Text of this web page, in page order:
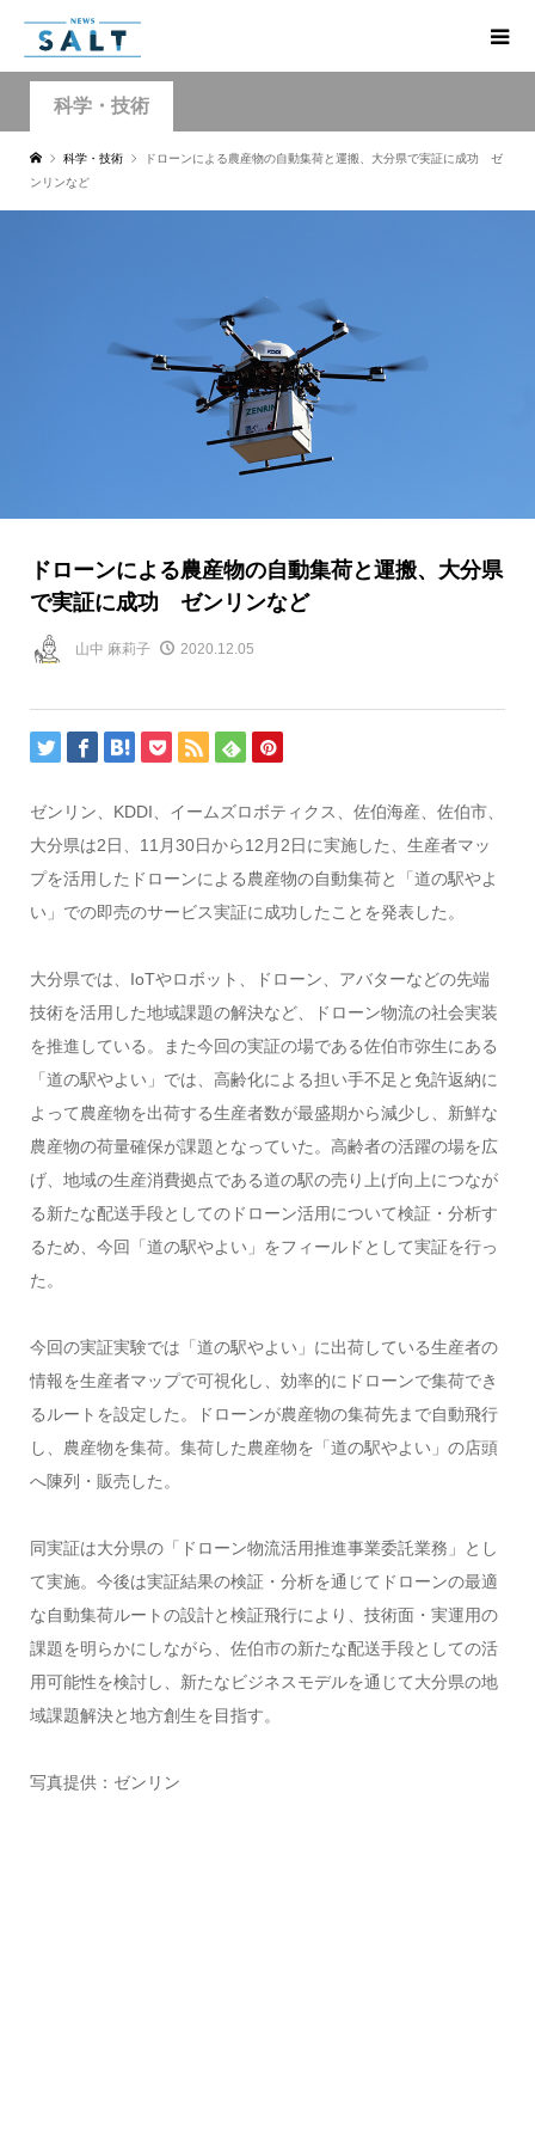
科学・技術
科学・技術
ドローンによる農産物の自動集荷と運搬、大分県で実証に成功 ゼ
ンリンなど
ドローンによる農産物の自動集荷と運搬、大分県
で実証に成功 ゼンリンなど
山中 麻莉子 2020.12.05
ゼンリン、KDDI、イームズロボティクス、佐伯海産、佐伯市、
大分県は2日、11月30日から12月2日に実施した、生産者マッ
プを活用したドローンによる農産物の自動集荷と「道の駅やよ
い」での即売のサービス実証に成功したことを発表した。
大分県では、IoTやロボット、ドローン、アバターなどの先端
技術を活用した地域課題の解決など、ドローン物流の社会実装
を推進している。また今回の実証の場である佐伯市弥生にある
「道の駅やよい」では、高齢化による担い手不足と免許返納に
よって農産物を出荷する生産者数が最盛期から減少し、新鮮な
農産物の荷量確保が課題となっていた。高齢者の活躍の場を広
げ、地域の生産消費拠点である道の駅の売り上げ向上につなが
る新たな配送手段としてのドローン活用について検証・分析す
るため、今回「道の駅やよい」をフィールドとして実証を行っ
た。
今回の実証実験では「道の駅やよい」に出荷している生産者の
情報を生産者マップで可視化し、効率的にドローンで集荷でき
るルートを設定した。ドローンが農産物の集荷先まで自動飛行
し、農産物を集荷。集荷した農産物を「道の駅やよい」の店頭
へ陳列・販売した。
同実証は大分県の「ドローン物流活用推進事業委託業務」とし
て実施。今後は実証結果の検証・分析を通じてドローンの最適
な自動集荷ルートの設計と検証飛行により、技術面・実運用の
課題を明らかにしながら、佐伯市の新たな配送手段としての活
用可能性を検討し、新たなビジネスモデルを通じて大分県の地
域課題解決と地方創生を目指す。
写真提供：ゼンリン